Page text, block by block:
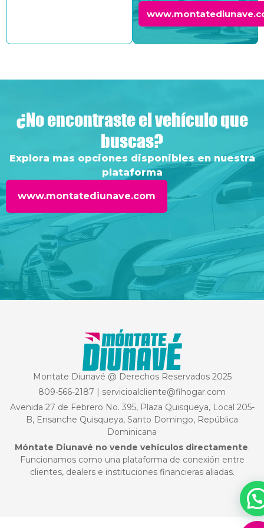
¿No encontraste el vehículo que
buscas?
Explora mas opciones disponibles en nuestra
plataforma
www.montatediunave.com
Montate Diunavé @ Derechos Reservados 2025
809-566-2187 | servicioalcliente@fihogar.com
Avenida 27 de Febrero No. 395, Plaza Quisqueya, Local 205-
B, Ensanche Quisqueya, Santo Domingo, República
Dominicana
Móntate Diunavé no vende vehículos directamente.
Funcionamos como una plataforma de conexión entre
clientes, dealers e instituciones financieras aliadas.